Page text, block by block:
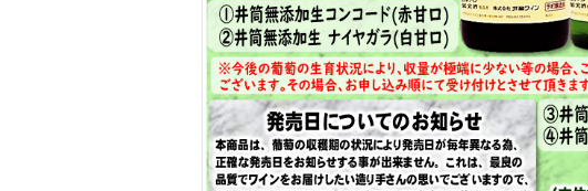
2026.4.4ワイン祭り予定通り開催します！
本日4/4(土)開催予定のSOLbyKワイン祭りは、夕方から
雨予報となっておりますが、予定通り開催します！
尚、天気が急変し暴風雨になった場合は、参加者様の安全確保を
最優先に考え、予告なく時短開催になる可能性がございます。
なるべくお早目のご参加にご協力下さいませ。
2026.3.26(木)の営業時間のお知らせ
3/26(木)は新規飲食店様のレセプション参加の為、